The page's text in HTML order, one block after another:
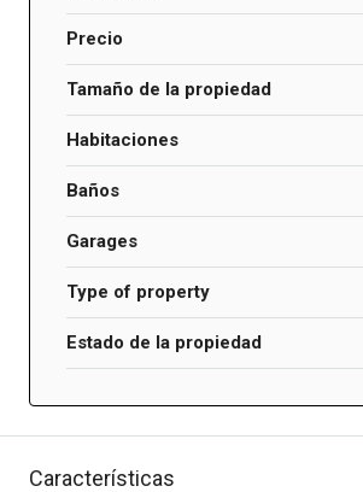
Precio
Tamaño de la propiedad
Habitaciones
Baños
Garages
Type of property
Estado de la propiedad
Características